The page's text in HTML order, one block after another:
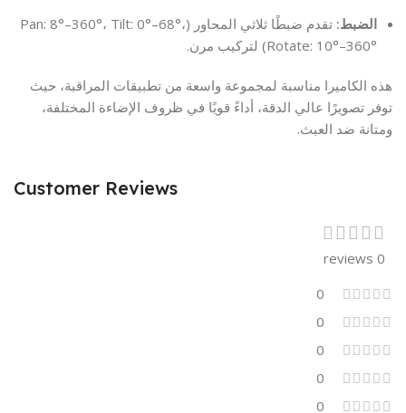
الضبط:
تقدم ضبطًا ثلاثي المحاور (Pan: 8°–360°، Tilt: 0°–68°،
Rotate: 10°–360°) لتركيب مرن.
هذه الكاميرا مناسبة لمجموعة واسعة من تطبيقات المراقبة، حيث
توفر تصويرًا عالي الدقة، أداءً قويًا في ظروف الإضاءة المختلفة،
ومتانة ضد العبث.
Customer Reviews
0 reviews
0
0
0
0
0